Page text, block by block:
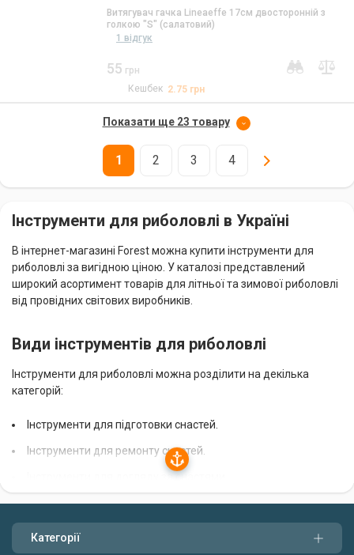
1 відгук
Витягувач гачка Lineaeffe 17см двосторонній з
голкою "S" (салатовий)
55 грн
Кешбек 2.75 грн
Показати ще 23 товару
1 2 3 4
Інструменти для риболовлі в Україні
В інтернет-магазині Forest можна купити інструменти для
риболовлі за вигідною ціною. У каталозі представлений
широкий асортимент товарів для літньої та зимової риболовлі
від провідних світових виробників.
Види інструментів для риболовлі
Інструменти для риболовлі можна розділити на декілька
категорій:
Інструменти для підготовки снастей.
Інструменти для ремонту снастей.
Інструменти для догляду за снастями.
використовуються для підготовки снастей до риболовлі. Це
можуть бути ножиці, кусачки, плоскогубці, викрутки і т.д.
Категорії